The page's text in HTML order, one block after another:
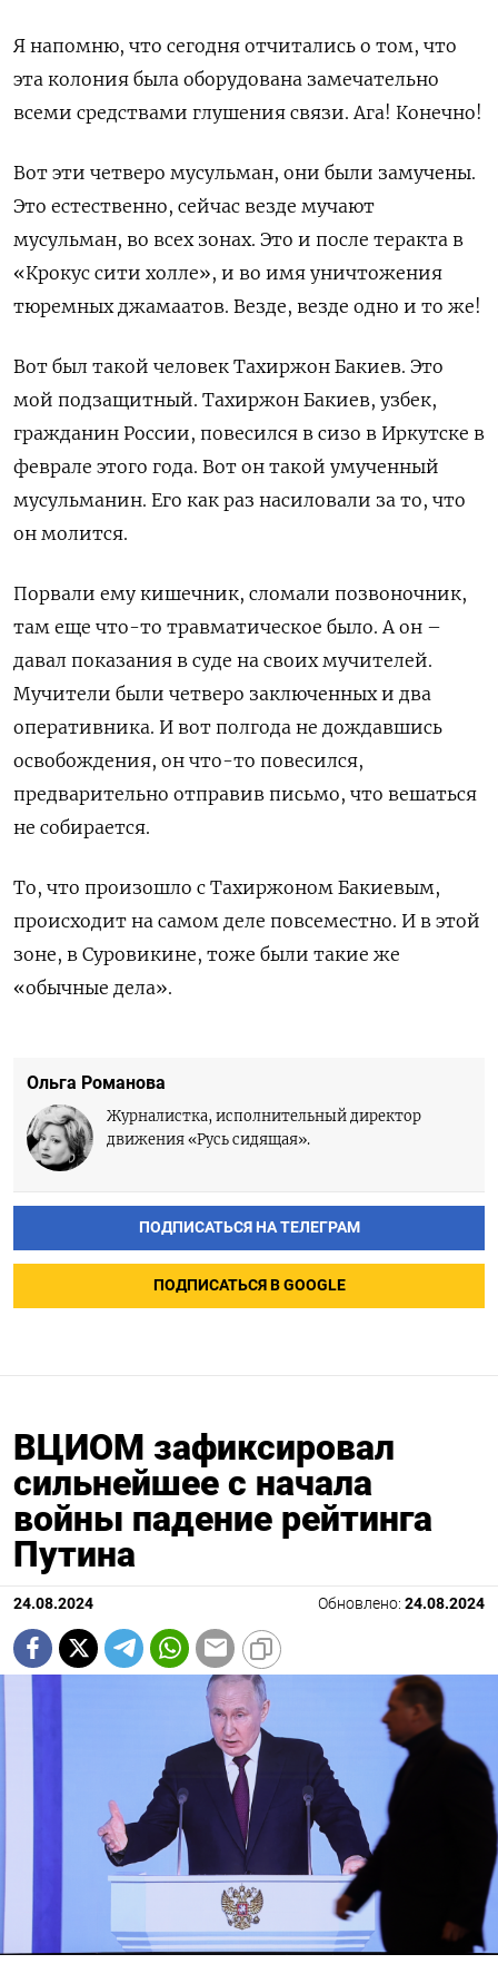
Я напомню, что сегодня отчитались о том, что
эта колония была оборудована замечательно
всеми средствами глушения связи. Ага! Конечно!
Вот эти четверо мусульман, они были замучены.
Это естественно, сейчас везде мучают
мусульман, во всех зонах. Это и после теракта в
«Крокус сити холле», и во имя уничтожения
тюремных джамаатов. Везде, везде одно и то же!
Вот был такой человек Тахиржон Бакиев. Это
мой подзащитный. Тахиржон Бакиев, узбек,
гражданин России, повесился в сизо в Иркутске в
феврале этого года. Вот он такой умученный
мусульманин. Его как раз насиловали за то, что
он молится.
Порвали ему кишечник, сломали позвоночник,
там еще что-то травматическое было. А он –
давал показания в суде на своих мучителей.
Мучители были четверо заключенных и два
оперативника. И вот полгода не дождавшись
освобождения, он что-то повесился,
предварительно отправив письмо, что вешаться
не собирается.
То, что произошло с Тахиржоном Бакиевым,
происходит на самом деле повсеместно. И в этой
зоне, в Суровикине, тоже были такие же
«обычные дела».
Ольга Романова
Журналистка, исполнительный директор
движения «Русь сидящая».
ПОДПИСАТЬСЯ НА ТЕЛЕГРАМ
ПОДПИСАТЬСЯ В GOOGLE
ВЦИОМ зафиксировал
сильнейшее с начала
войны падение рейтинга
Путина
24.08.2024 Обновлено: 24.08.2024